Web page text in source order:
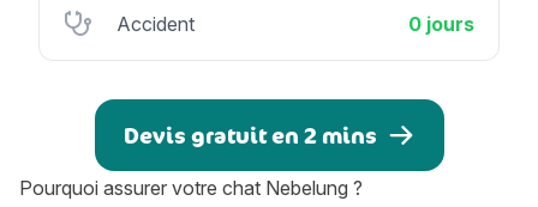
Accident 0 jours
Devis gratuit en 2 mins
Pourquoi assurer votre chat Nebelung ?